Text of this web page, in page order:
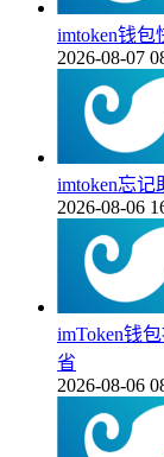
imtoken钱
2026-08-07
imtoken忘
2026-08-06
imToken钱
省
2026-08-06